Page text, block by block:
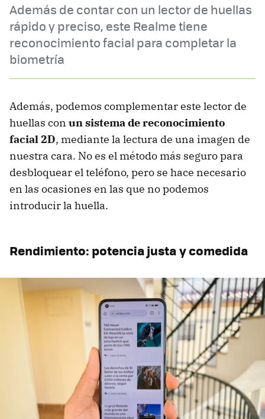
Además de contar con un lector de huellas
rápido y preciso, este Realme tiene
reconocimiento facial para completar la
biometría
Además, podemos complementar este lector de
huellas con un sistema de reconocimiento
facial 2D, mediante la lectura de una imagen de
nuestra cara. No es el método más seguro para
desbloquear el teléfono, pero se hace necesario
en las ocasiones en las que no podemos
introducir la huella.
Rendimiento: potencia justa y comedida